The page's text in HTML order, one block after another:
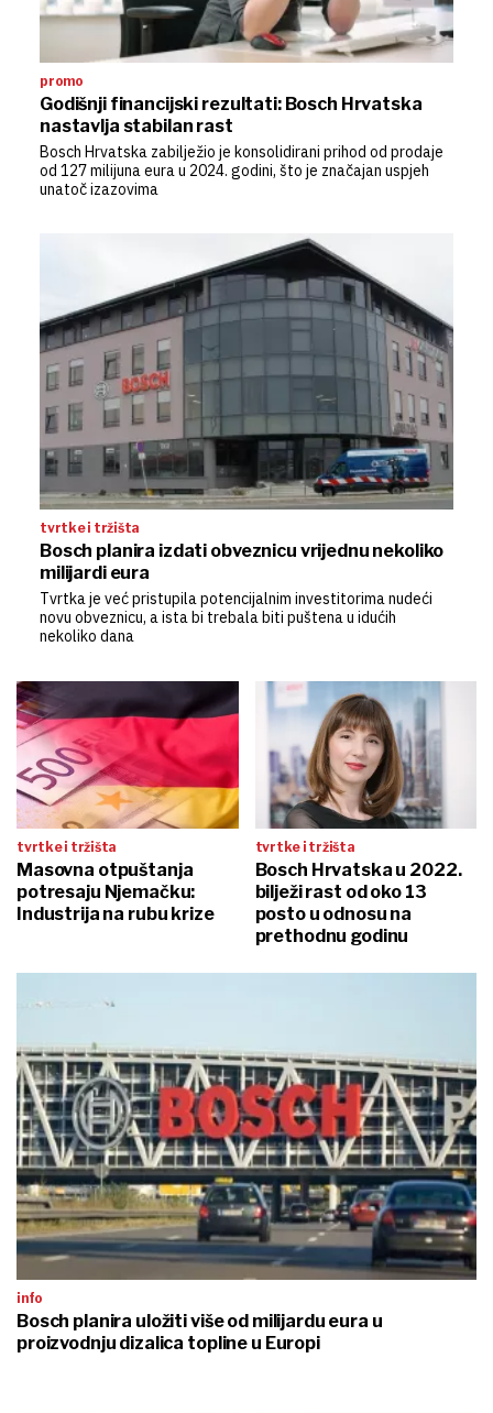
promo
Godišnji financijski rezultati: Bosch Hrvatska
nastavlja stabilan rast
Bosch Hrvatska zabilježio je konsolidirani prihod od prodaje
od 127 milijuna eura u 2024. godini, što je značajan uspjeh
unatoč izazovima
tvrtke i tržišta
Bosch planira izdati obveznicu vrijednu nekoliko
milijardi eura
Tvrtka je već pristupila potencijalnim investitorima nudeći
novu obveznicu, a ista bi trebala biti puštena u idućih
nekoliko dana
tvrtke i tržišta
Masovna otpuštanja
potresaju Njemačku:
Industrija na rubu krize
tvrtke i tržišta
Bosch Hrvatska u 2022.
bilježi rast od oko 13
posto u odnosu na
prethodnu godinu
info
Bosch planira uložiti više od milijardu eura u
proizvodnju dizalica topline u Europi